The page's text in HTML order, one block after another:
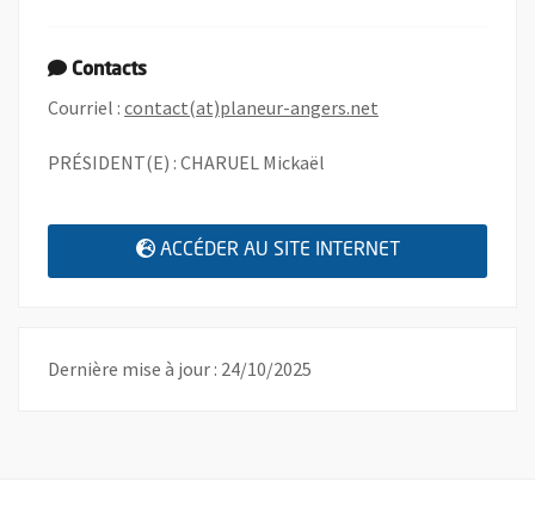
Contacts
Courriel : contact(at)planeur-angers.net
PRÉSIDENT(E) : CHARUEL Mickaël
ACCÉDER AU SITE INTERNET , OUVRE UNE
Dernière mise à jour : 24/10/2025